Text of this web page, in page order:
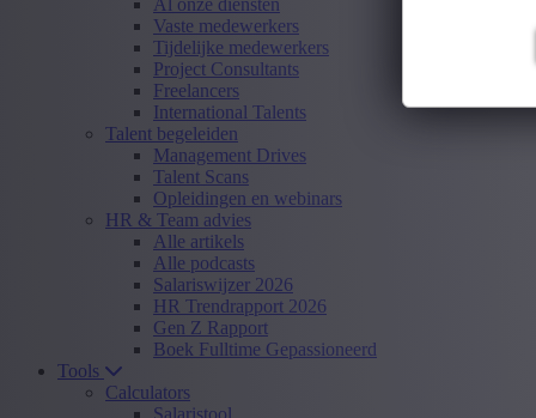
Vaste medewerkers
Tijdelijke medewerkers
Project Consultants
Freelancers
International Talents
Talent begeleiden
Management Drives
Talent Scans
Opleidingen en webinars
HR & Team advies
Alle artikels
Alle podcasts
Salariswijzer 2026
HR Trendrapport 2026
Gen Z Rapport
Boek Fulltime Gepassioneerd
Tools
Calculators
Salaristool